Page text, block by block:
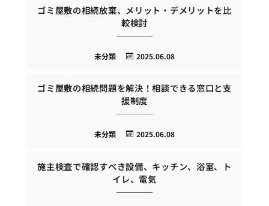
ゴミ屋敷の相続放棄、メリット・デメリットを比
較検討
2025.06.08
未分類
ゴミ屋敷の相続問題を解決！相談できる窓口と支
援制度
2025.06.08
未分類
施主検査で確認すべき設備、キッチン、浴室、ト
イレ、電気